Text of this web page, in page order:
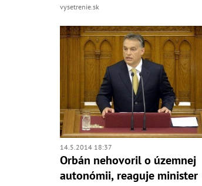
vysetrenie.sk
14.5.2014 18:37
Orbán nehovoril o územnej
autonómii, reaguje minister